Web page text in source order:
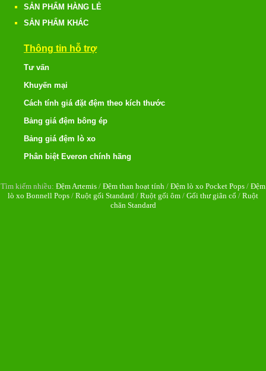
SẢN PHẨM HÀNG LẺ
SẢN PHẨM KHÁC
Thông tin hỗ trợ
Tư vấn
Khuyến mại
Cách tính giá đặt đệm theo kích thước
Bảng giá đệm bông ép
Bảng giá đệm lò xo
Phân biệt Everon chính hãng
Tìm kiếm nhiều: Đệm Artemis / Đệm than hoạt tính / Đệm lò xo Pocket Pops / Đệm
lò xo Bonnell Pops / Ruột gối Standard / Ruột gối ôm / Gối thư giãn cổ / Ruột
chăn Standard